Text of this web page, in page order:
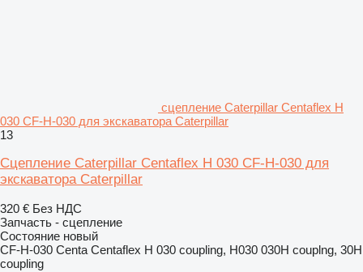
сцепление Caterpillar Centaflex H
030 CF-H-030 для экскаватора Caterpillar
13
Сцепление Caterpillar Centaflex H 030 CF-H-030 для
экскаватора Caterpillar
320 € Без НДС
Запчасть - сцепление
Состояние новый
CF-H-030 Centa Centaflex H 030 coupling, H030 030H couplng, 30H
coupling